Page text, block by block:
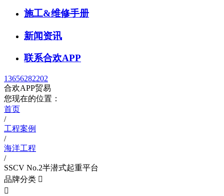
施工&维修手册
新闻资讯
联系合欢APP
13656282202
合欢APP贸易
您现在的位置：
首页
/
工程案例
/
海洋工程
/
SSCV No.2半潜式起重平台
品牌分类 
